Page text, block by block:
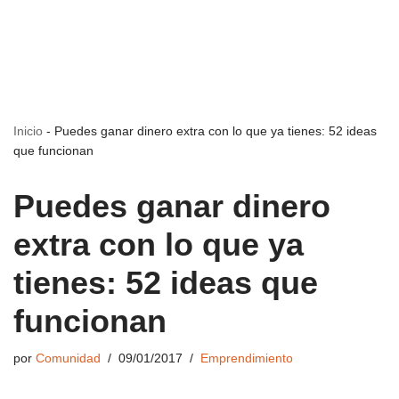
Inicio - Puedes ganar dinero extra con lo que ya tienes: 52 ideas
que funcionan
Puedes ganar dinero
extra con lo que ya
tienes: 52 ideas que
funcionan
por Comunidad 09/01/2017 Emprendimiento